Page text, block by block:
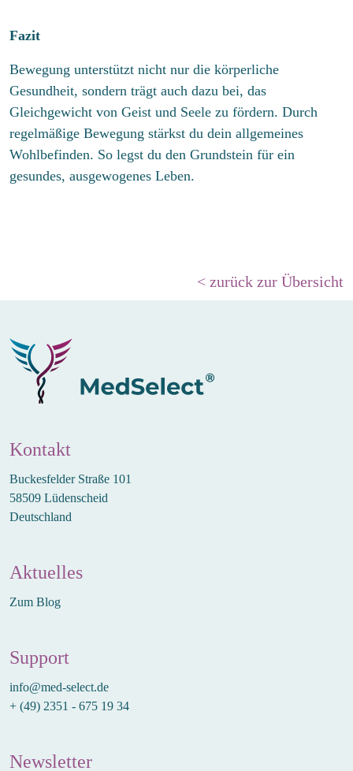
Fazit
Bewegung unterstützt nicht nur die körperliche
Gesundheit, sondern trägt auch dazu bei, das
Gleichgewicht von Geist und Seele zu fördern. Durch
regelmäßige Bewegung stärkst du dein allgemeines
Wohlbefinden. So legst du den Grundstein für ein
gesundes, ausgewogenes Leben.
< zurück zur Übersicht
Kontakt
Buckesfelder Straße 101
58509 Lüdenscheid
Deutschland
Aktuelles
Zum Blog
Support
info@med-select.de
+ (49) 2351 - 675 19 34
Newsletter